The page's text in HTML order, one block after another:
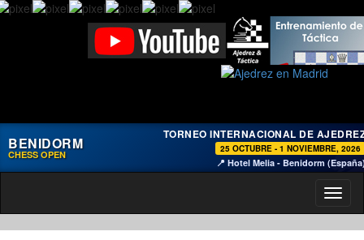
BENIDORM
CHESS OPEN
TORNEO INTERNACIONAL DE
25 OCTUBRE - 1 NOVIEMBRE, 2026
📍 Hotel Melia - Benidorm